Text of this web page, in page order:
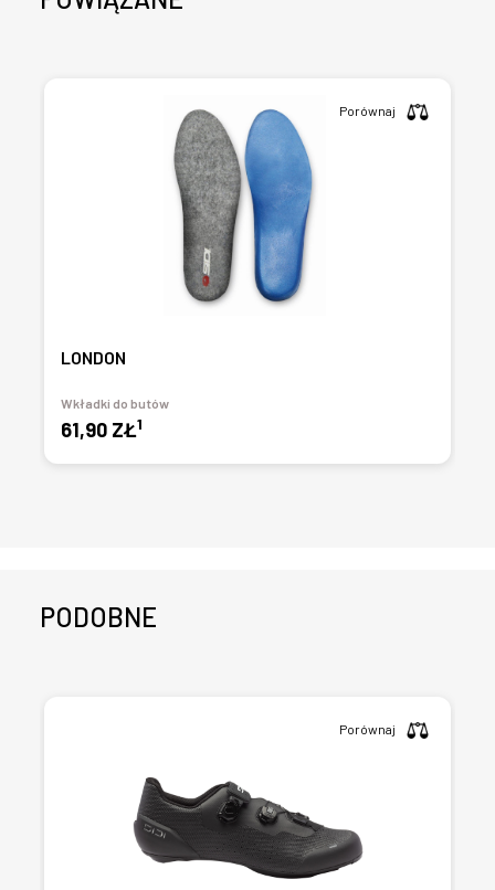
LONDON
Wkładki do butów
61,90 ZŁ1
Porównaj
PODOBNE
Porównaj